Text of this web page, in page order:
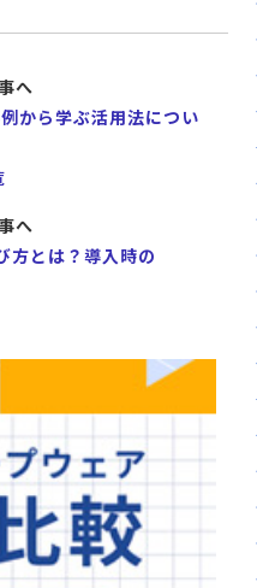
へ
から学ぶ活用法につい
へ
方とは？導入時の